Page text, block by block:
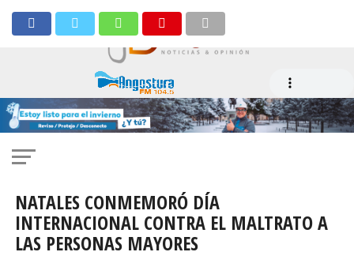
NATALES CONMEMORÓ DÍA
INTERNACIONAL CONTRA EL MALTRATO A
LAS PERSONAS MAYORES